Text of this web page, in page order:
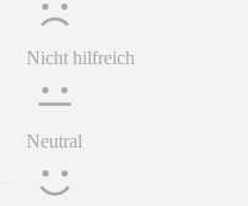
Nicht hilfreich
Neutral